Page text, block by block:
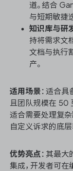
道。结合
与短期敏捷
知识库与研
持将需求文
文档与执行
产。
适用场景 ：适合
且团队规模在 50
适合需要处理复
自定义诉求的底
优势亮点 ：其最
集成，开发者可在